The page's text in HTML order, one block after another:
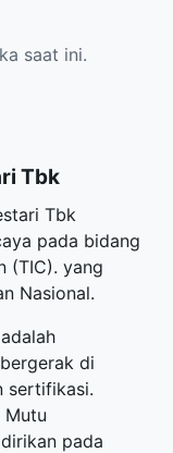
saat ini.
Tbk
Tbk
pada bidang
(TIC). yang
Nasional.
di
sertifikasi.
Mutu
pada